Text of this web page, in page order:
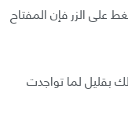
على الزر فإن المفتاح
بقليل لما تواجدت